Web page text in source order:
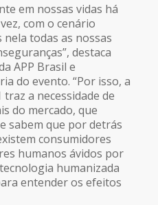
em nossas vidas há
com o cenário
todas as nossas
destaca
APP Brasil e
do evento. “Por isso, a
traz a necessidade de
do mercado, que
sabem que por detrás
consumidores
humanos ávidos por
humanizada
entender os efeitos